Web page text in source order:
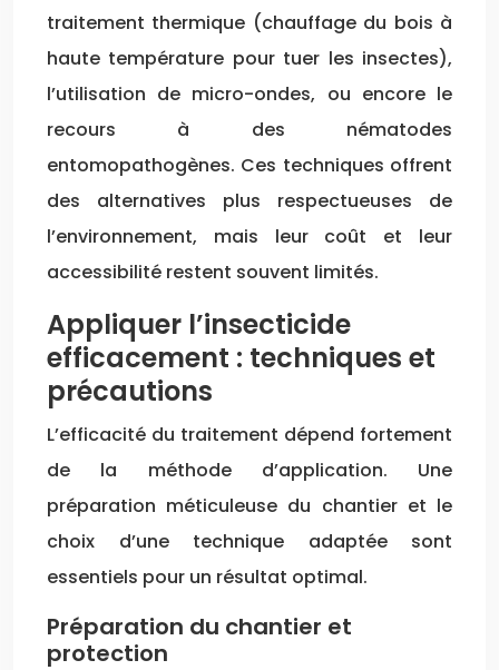
traitement thermique (chauffage du bois à
haute température pour tuer les insectes),
l’utilisation de micro-ondes, ou encore le
recours à des nématodes
entomopathogènes. Ces techniques offrent
des alternatives plus respectueuses de
l’environnement, mais leur coût et leur
accessibilité restent souvent limités.
Appliquer l’insecticide
efficacement : techniques et
précautions
L’efficacité du traitement dépend fortement
de la méthode d’application. Une
préparation méticuleuse du chantier et le
choix d’une technique adaptée sont
essentiels pour un résultat optimal.
Préparation du chantier et
protection